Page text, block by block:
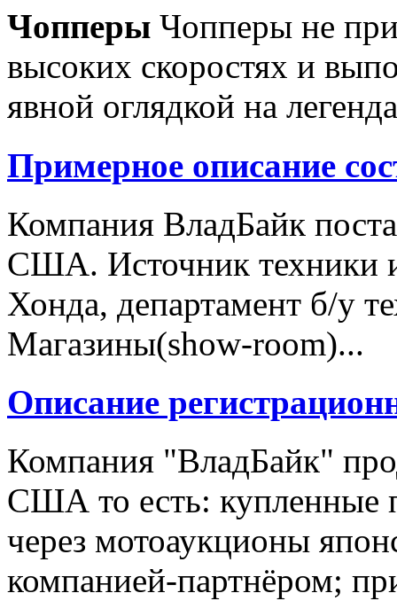
Чопперы Чопперы не
высоких скоростях и
явной оглядкой на
Примерное описание
Компания ВладБайк
США. Источник техники
Хонда, департамент б/у
Магазины(show-room)...
Описание
Компания "ВладБайк"
США то есть: купленные
через мотоаукционы
компанией-партнёром;